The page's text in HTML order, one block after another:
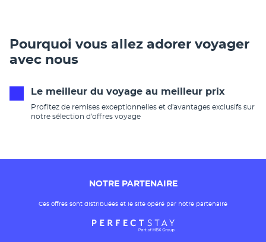
Pourquoi vous allez adorer voyager
avec nous
Le meilleur du voyage au meilleur prix
Profitez de remises exceptionnelles et d'avantages exclusifs sur
notre sélection d'offres voyage
NOTRE PARTENAIRE
Ces offres sont distribuées et le site opéré par notre partenaire